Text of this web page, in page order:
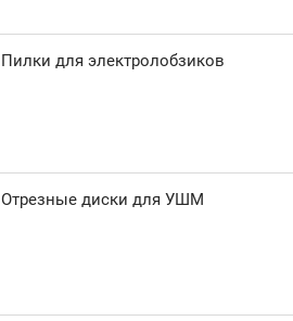
Пилки для электролобзиков
Отрезные диски для УШМ